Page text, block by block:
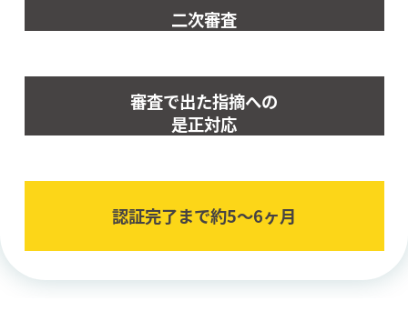
二次審査
審査で出た指摘への
是正対応
認証完了まで約5〜6ヶ⽉